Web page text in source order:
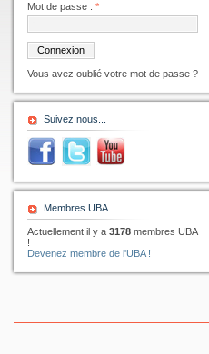
Mot de passe : *
Vous avez oublié votre mot de passe ?
Suivez nous...
Membres UBA
Actuellement il y a 3178 membres UBA
!
Devenez membre de l'UBA !